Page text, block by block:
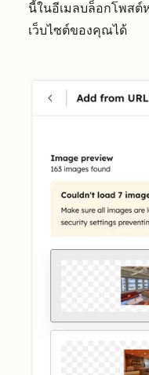
นี้ในอีเมลบล็อกโพสต์
เว็บไซต์ของคุณได้